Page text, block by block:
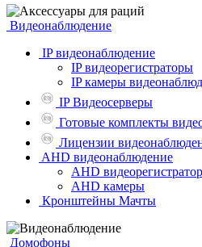
Видеонаблюдение
IP видеонаблюдение
IP видеорегистраторы
IP камеры
IP Видеосерверы
Готовые комплекты
Лицензии
AHD видеонаблюдение
AHD
AHD камеры
Кронштейны Мачты
Домофоны